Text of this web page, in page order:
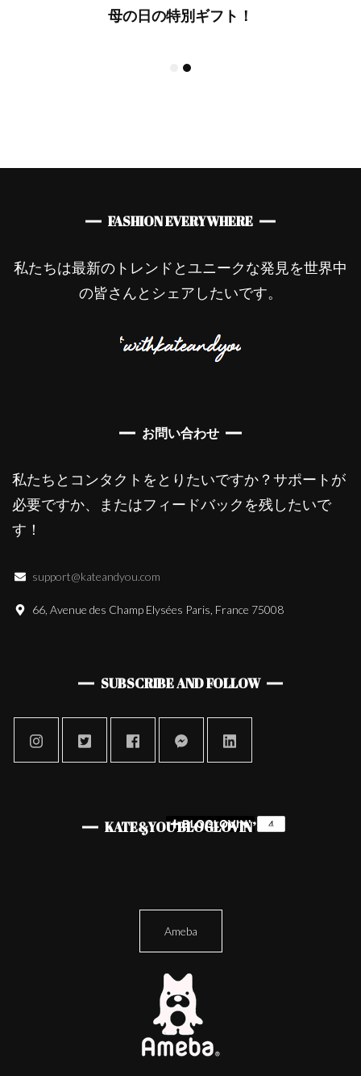
母の日の特別ギフト！
FASHION EVERYWHERE
私たちは最新のトレンドとユニークな発見を世界中
の皆さんとシェアしたいです。
お問い合わせ
私たちとコンタクトをとりたいですか？サポートが
必要ですか、またはフィードバックを残したいで
す！
support@kateandyou.com
66, Avenue des Champ Elysées Paris, France 75008
SUBSCRIBE AND FOLLOW
KATE&YOU BLOGLOVIN’
Ameba